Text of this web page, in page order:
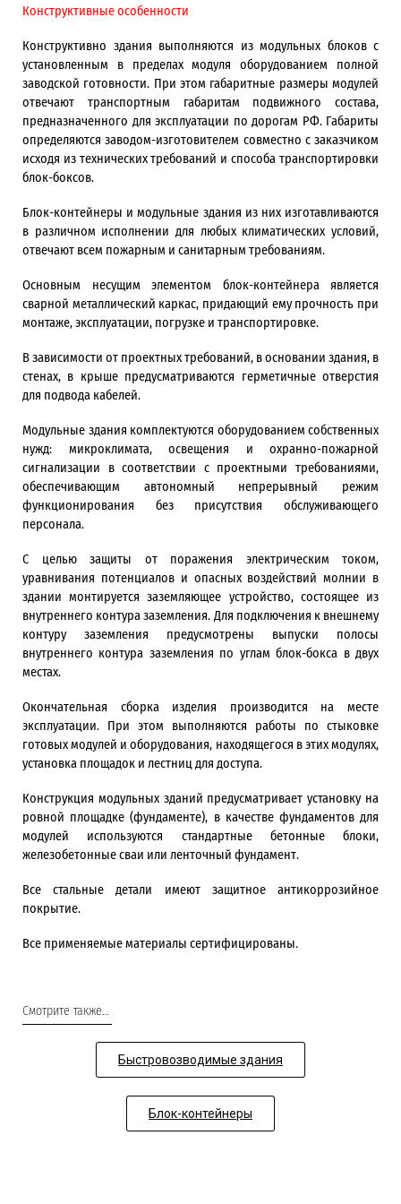
Конструктивные особенности
Конструктивно здания выполняются из модульных блоков с
установленным в пределах модуля оборудованием полной
заводской готовности. При этом габаритные размеры модулей
отвечают транспортным габаритам подвижного состава,
предназначенного для эксплуатации по дорогам РФ. Габариты
определяются заводом-изготовителем совместно с заказчиком
исходя из технических требований и способа транспортировки
блок-боксов.
Блок-контейнеры и модульные здания из них изготавливаются
в различном исполнении для любых климатических условий,
отвечают всем пожарным и санитарным требованиям.
Основным несущим элементом блок-контейнера является
сварной металлический каркас, придающий ему прочность при
монтаже, эксплуатации, погрузке и транспортировке.
В зависимости от проектных требований, в основании здания, в
стенах, в крыше предусматриваются герметичные отверстия
для подвода кабелей.
Модульные здания комплектуются оборудованием собственных
нужд: микроклимата, освещения и охранно-пожарной
сигнализации в соответствии с проектными требованиями,
обеспечивающим автономный непрерывный режим
функционирования без присутствия обслуживающего
персонала.
С целью защиты от поражения электрическим током,
уравнивания потенциалов и опасных воздействий молнии в
здании монтируется заземляющее устройство, состоящее из
внутреннего контура заземления. Для подключения к внешнему
контуру заземления предусмотрены выпуски полосы
внутреннего контура заземления по углам блок-бокса в двух
местах.
Окончательная сборка изделия производится на месте
эксплуатации. При этом выполняются работы по стыковке
готовых модулей и оборудования, находящегося в этих модулях,
установка площадок и лестниц для доступа.
Конструкция модульных зданий предусматривает установку на
ровной площадке (фундаменте), в качестве фундаментов для
модулей используются стандартные бетонные блоки,
железобетонные сваи или ленточный фундамент.
Все стальные детали имеют защитное антикоррозийное
покрытие.
Все применяемые материалы сертифицированы.
Смотрите также…
Быстровозводимые здания
Блок-контейнеры